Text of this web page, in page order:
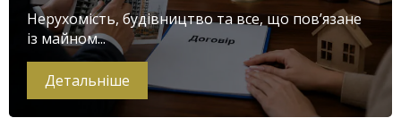
Нерухомість, будівництво та все, що пов’язане
із майном...
Детальніше